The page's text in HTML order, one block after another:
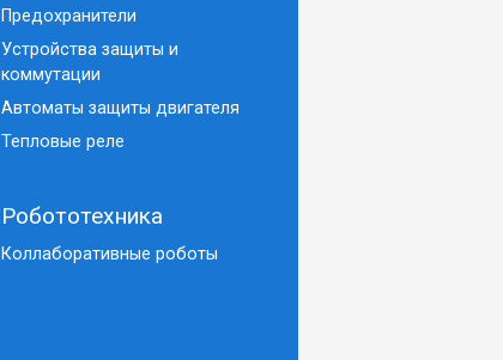
Предохранители
Устройства защиты и
коммутации
Автоматы защиты двигателя
Тепловые реле
Робототехника
Коллаборативные роботы